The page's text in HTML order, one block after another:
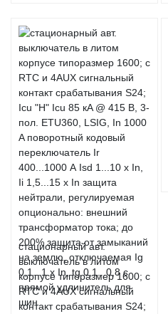
стационарный авт.
выключатель в литом
корпусе типоразмер 1600; с
RTC и 4AUX сигнальный
контакт срабатывания S24;